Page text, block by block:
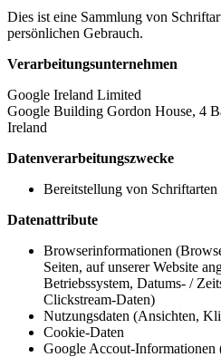
Dies ist eine Sammlung von
persönlichen Gebrauch.
Verarbeitungsunternehmen
Google Ireland Limited
Google Building Gordon House, 4
Ireland
Datenverarbeitungszwecke
Bereitstellung von Schriftarten
Datenattribute
Browserinformationen
Seiten, auf unserer Website
Betriebssystem, Datums- /
Clickstream-Daten)
Nutzungsdaten (Ansichten,
Cookie-Daten
Google Accout-Informationen